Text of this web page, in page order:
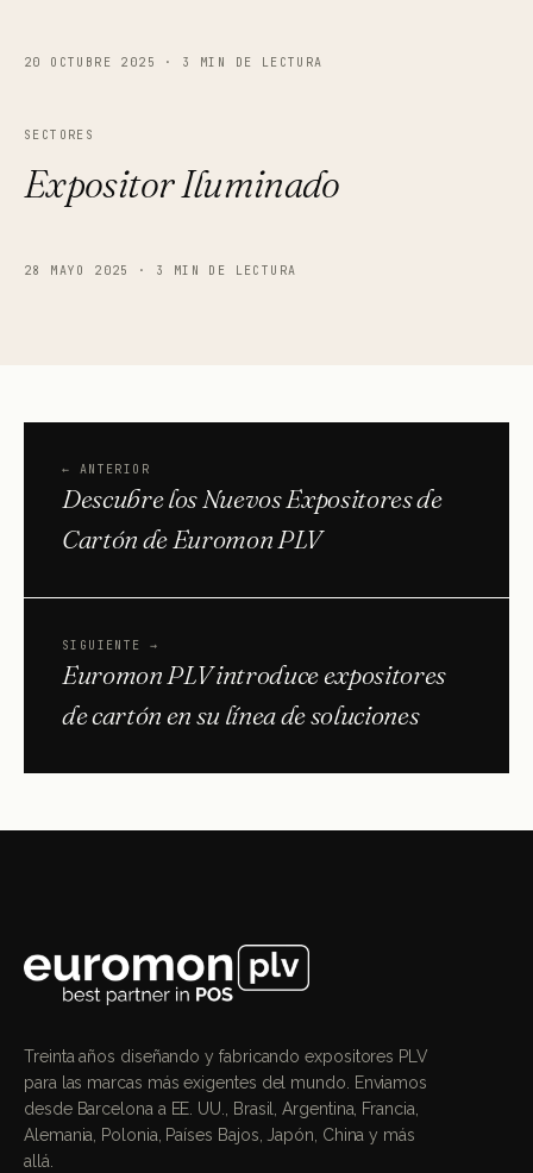
20 OCTUBRE 2025 · 3 MIN DE LECTURA
SECTORES
Expositor Iluminado
28 MAYO 2025 · 3 MIN DE LECTURA
← ANTERIOR
Descubre los Nuevos Expositores de
Cartón de Euromon PLV
SIGUIENTE →
Euromon PLV introduce expositores
de cartón en su línea de soluciones
Treinta años diseñando y fabricando expositores PLV
para las marcas más exigentes del mundo. Enviamos
desde Barcelona a EE. UU., Brasil, Argentina, Francia,
Alemania, Polonia, Países Bajos, Japón, China y más
allá.